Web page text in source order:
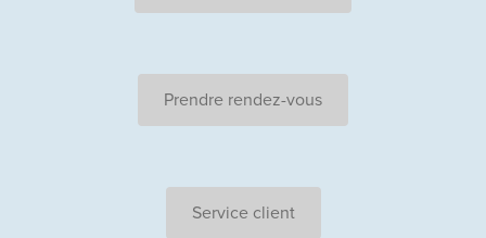
Prendre rendez-vous
Service client